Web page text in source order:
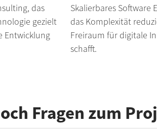
das
gezielt
Entwicklung
Skalierbares Software
das Kom­plex­ität
Freiraum für digitale
schafft.
Fragen zum